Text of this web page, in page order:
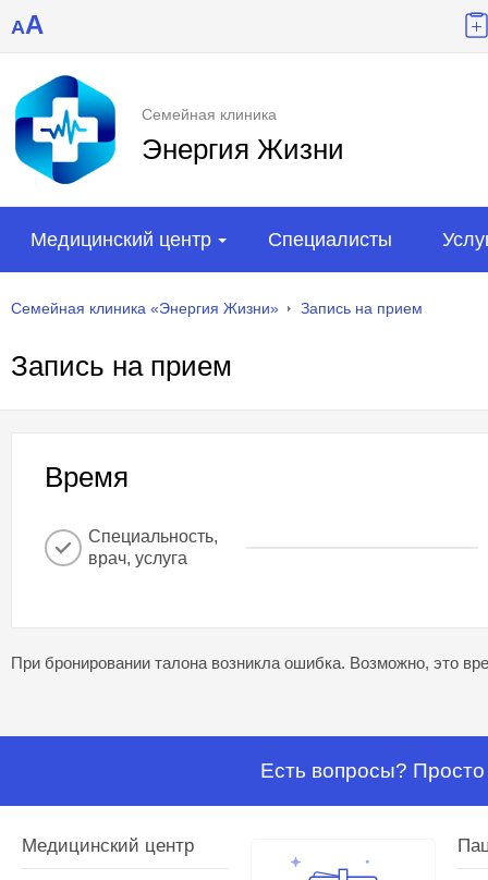
AA
Семейная клиника
Энергия Жизни
Медицинский центр Специалисты
Семейная клиника «Энергия Жизни» Запись на прием
Запись на прием
Время
Специальность,
врач, услуга
При бронировании талона возникла ошибка. Возможно, это
Есть вопросы?
Медицинский центр